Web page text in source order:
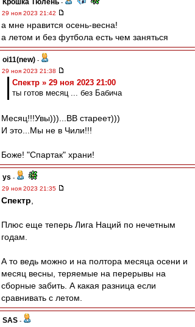
Крошка Тюлень -
29 ноя 2023 21:42
а мне нравится осень-весна!
а летом и без футбола есть чем заняться
oi11(new) -
29 ноя 2023 21:38
Спектр » 29 ноя 2023 21:00
ты готов месяц ... без Бабича
Месяц!!!Увы)))...ВВ стареет)))
И это...Мы не в Чили!!!
Боже! "Спартак" храни!
ys -
29 ноя 2023 21:35
Спектр
Плюс еще теперь Лига Наций по нечетным
годам.
А то ведь можно и на полтора месяца осени и
месяц весны, теряемые на перерывы на
сборные забить. А какая разница если
сравнивать с летом.
SAS -